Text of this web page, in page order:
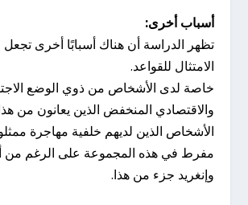
أسباب أخرى:
تظهر الدراسة أن هناك أسبابًا أخرى
الامتثال للقواعد.
خاصة لدى الأشخاص من ذوي الوضع
والاقتصادي المنخفض الذين يعانون من
الأشخاص الذين لديهم خلفية مهاجرة
مفرط في هذه المجموعة على الرغم من
وإنغريد جزء من هذا.